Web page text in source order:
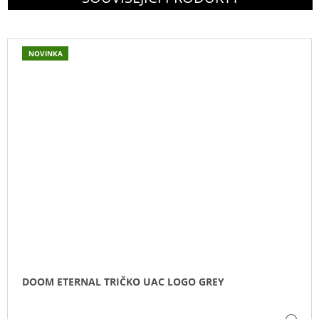
NOVINKA
DOOM ETERNAL TRIČKO UAC LOGO GREY